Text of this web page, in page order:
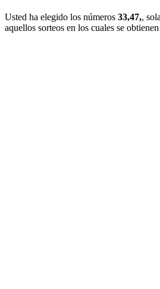
Usted ha elegido los números 33,47,,
aquellos sorteos en los cuales se obtienen